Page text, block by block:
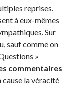
reprises.
à eux-mêmes
Sur
sauf comme on
»
commentaires
la véracité